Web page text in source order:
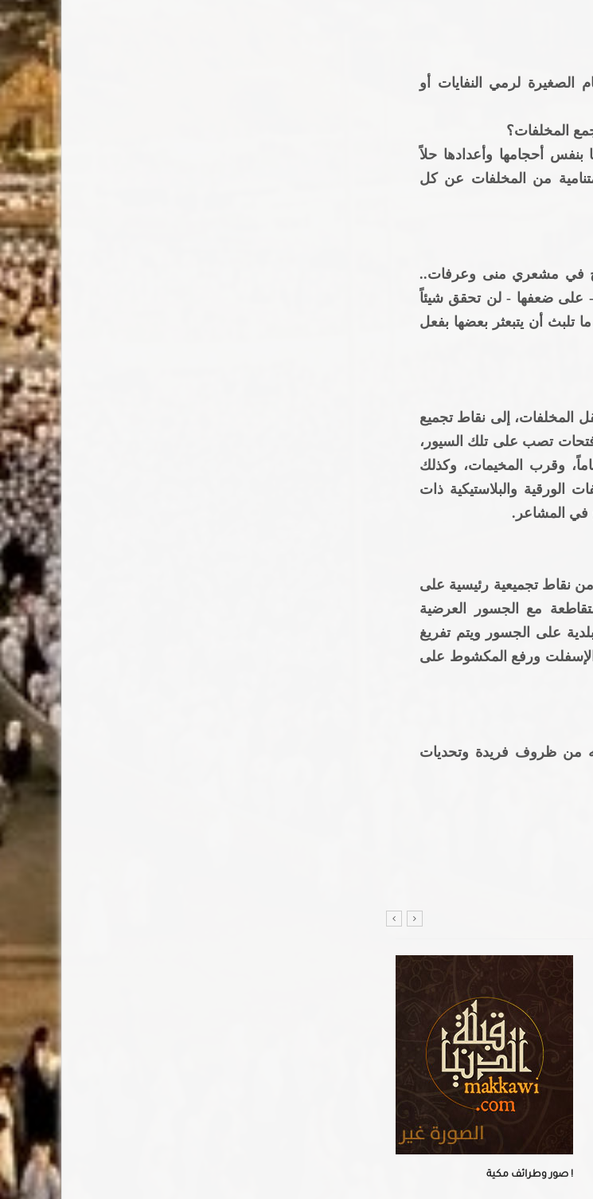
الصغيرة لرمي النفايات أو
المخلفات؟
أحجامها وأعدادها حلاً
من المخلفات عن كل
في مشعري منى وعرفات..
- على ضعفها - لن تحقق شيئاً
تلبث أن يتبعثر بعضها بفعل
المخلفات، إلى نقاط تجميع
تصب على تلك السيور،
وقرب المخيمات، وكذلك
الورقية والبلاستيكية ذات
في المشاعر.
نقاط تجميعية رئيسية على
مع الجسور العرضية
على الجسور ويتم تفريغ
ورفع المكشوط على
من ظروف فريدة وتحديات
صور وطرائف مكية !